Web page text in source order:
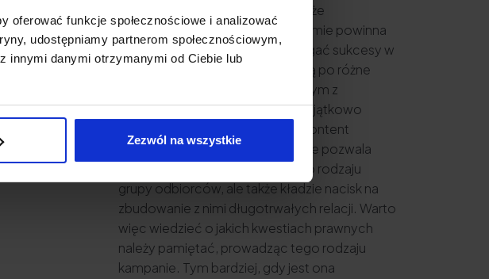
funkcje społecznościowe i analizować
udostępniamy partnerom społecznościowym,
innymi danymi otrzymanymi od Ciebie lub
Zezwól na wszystkie
marki bez
lub
Nikogo nie trzeba przekonywać, że
najważniejszą kwestią w każdej firmie powinna
być sprzedaż. Dlatego, aby osiągać sukcesy w
sprzedaży, przedsiębiorcy sięgają po różne
rozwiązania marketingowe. Jednym z
najskuteczniejszych i ostatnio wyjątkowo
często wykorzystywanym jest content
marketing. Jego wykorzystywanie pozwala
dotrzeć nie tylko do określonego rodzaju
grupy odbiorców, ale także kładzie nacisk na
zbudowanie z nimi długotrwałych relacji. Warto
więc wiedzieć o jakich kwestiach prawnych
należy pamiętać, prowadząc tego rodzaju
kampanie. Tym bardziej, gdy jest ona